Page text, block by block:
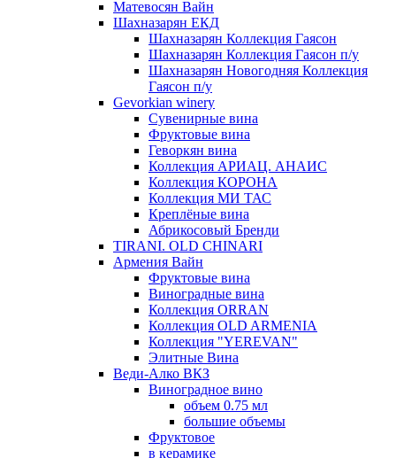
Матевосян Вайн
Шахназарян ЕКД
Шахназарян Коллекция Гаясон
Шахназарян Коллекция Гаясон п/у
Шахназарян Новогодняя Коллекция
Гаясон п/у
Gevorkian winery
Сувенирные вина
Фруктовые вина
Геворкян вина
Коллекция АРИАЦ. АНАИС
Коллекция КОРОНА
Коллекция МИ ТАС
Креплёные вина
Абрикосовый Бренди
TIRANI. OLD CHINARI
Армения Вайн
Фруктовые вина
Виноградные вина
Коллекция ORRAN
Коллекция OLD ARMENIA
Коллекция "YEREVAN"
Элитные Вина
Веди-Алко ВКЗ
Виноградное вино
объем 0.75 мл
большие объемы
Фруктовое
в керамике